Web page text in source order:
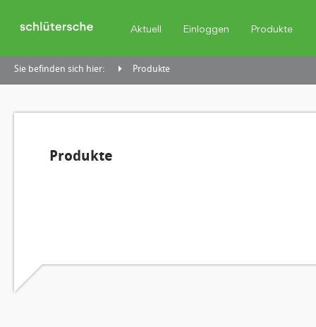
Aktuell Einloggen Produkte
Sie befinden sich hier: Produkte
Produkte